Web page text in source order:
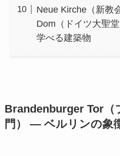
Neue Kirche（新教
Dom（ドイツ大聖
学べる建築物
Brandenburger Tor（
門） — ベルリンの象